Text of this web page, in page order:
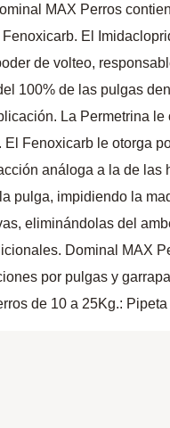
MAX Perros
Fenoxicarb. El
de volteo,
100% de las pulgas
La Permetrina le
El Fenoxicarb le otorga
análoga a la de las
pulga, impidiendo la
eliminándolas del
Dominal MAX
por pulgas y
de 10 a 25Kg.: Pipeta